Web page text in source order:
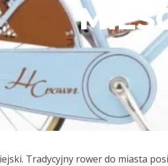
Tradycyjny rower do miasta